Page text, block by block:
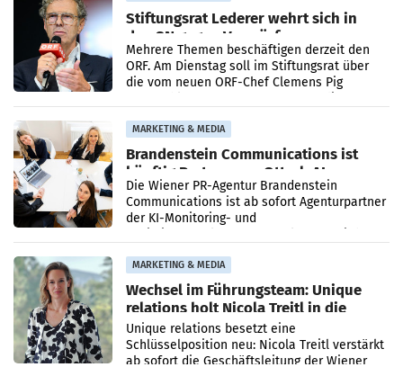
Stiftungsrat Lederer wehrt sich in
den SN gegen Vorwürfe
Mehrere Themen beschäftigen derzeit den
ORF. Am Dienstag soll im Stiftungsrat über
die vom neuen ORF-Chef Clemens Pig
MARKETING & MEDIA
Brandenstein Communications ist
künftig Partner von OtterlyAI
Die Wiener PR-Agentur Brandenstein
Communications ist ab sofort Agenturpartner
der KI-Monitoring- und
MARKETING & MEDIA
Wechsel im Führungsteam: Unique
relations holt Nicola Treitl in die
Geschäftsleitung
Unique relations besetzt eine
Schlüsselposition neu: Nicola Treitl verstärkt
ab sofort die Geschäftsleitung der Wiener